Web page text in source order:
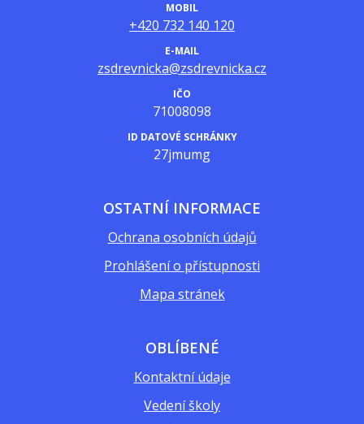
MOBIL
+420 732 140 120
E-MAIL
zsdrevnicka@zsdrevnicka.cz
IČO
71008098
ID DATOVÉ SCHRÁNKY
27jmumg
OSTATNÍ INFORMACE
Ochrana osobních údajů
Prohlášení o přístupnosti
Mapa stránek
OBLÍBENÉ
Kontaktní údaje
Vedení školy